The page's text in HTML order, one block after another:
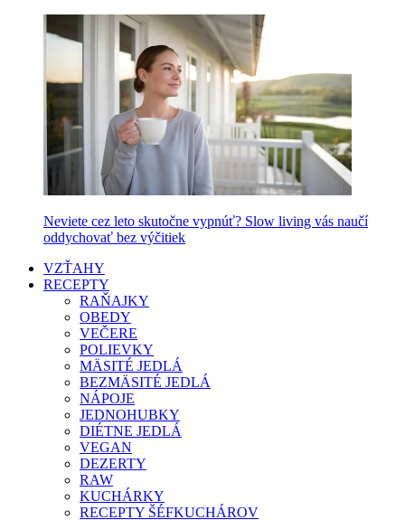
Neviete cez leto skutočne vypnúť? Slow living vás naučí
oddychovať bez výčitiek
VZŤAHY
RECEPTY
RAŇAJKY
OBEDY
VEČERE
POLIEVKY
MÄSITÉ JEDLÁ
BEZMÄSITÉ JEDLÁ
NÁPOJE
JEDNOHUBKY
DIÉTNE JEDLÁ
VEGAN
DEZERTY
RAW
KUCHÁRKY
RECEPTY ŠÉFKUCHÁROV